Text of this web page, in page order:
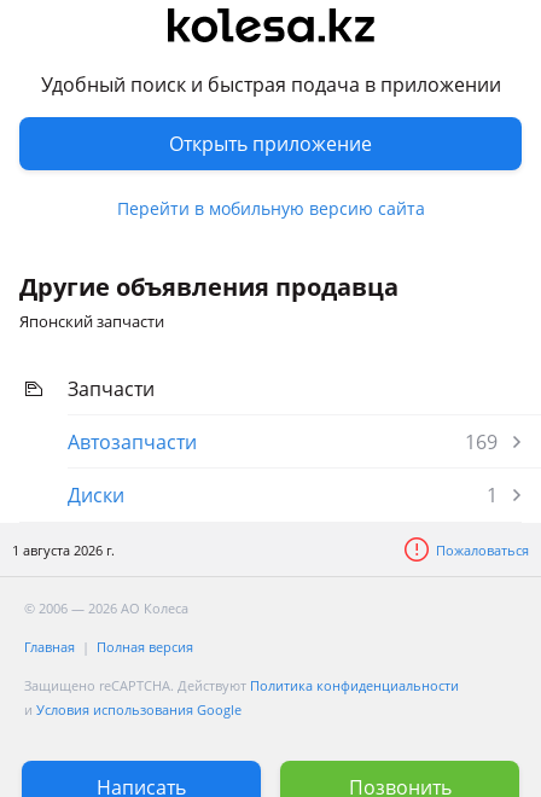
Удобный поиск и быстрая подача в приложении
Открыть приложение
Перейти в мобильную версию сайта
2007 - 2010 957 рестайлинг (9PA)
2006 - 2010 1 поколение рестайлинг, 2002 - 2006 1
поколение
Комментарий продавца
Рулевой река на Порш Кайен оригинал
Другие объявления продавца
Японский запчасти
Запчасти
Автозапчасти
169
Диски
1
1 августа 2026 г. Пожаловаться
Написать Позвонить
© 2006 — 2026 АО Колеса
Главная Полная версия
Защищено reCAPTCHA. Действуют Политика конфиденциальности
и Условия использования Google